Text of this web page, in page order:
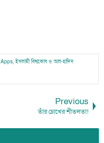
Apps,ইসলামী বিশ্বকোষ ও আল-হাদিস
Previous
তাঁর চোখের শীতলতা!